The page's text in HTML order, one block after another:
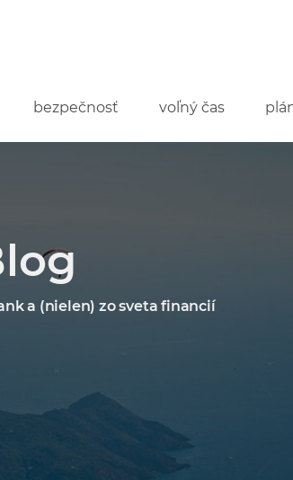
bezpečnosť voľný čas
a (nielen) zo sveta financií